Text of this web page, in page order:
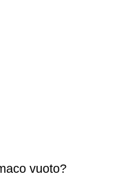
vuoto?